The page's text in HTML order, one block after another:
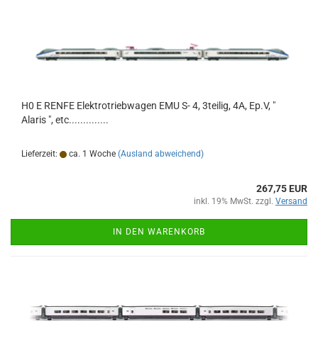
H0 E RENFE Elektrotriebwagen EMU S- 4, 3teilig, 4A, Ep.V, "
Alaris ", etc..............
Lieferzeit: ca. 1 Woche (Ausland abweichend)
267,75 EUR
inkl. 19% MwSt. zzgl. Versand
IN DEN WARENKORB